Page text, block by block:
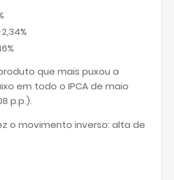
que mais puxou a
em todo o IPCA de maio
p.p.).
o movimento inverso: alta de